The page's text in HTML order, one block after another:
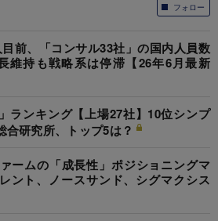
フォロー
前、「コンサル33社」の国内人員数
維持も戦略系は停滞【26年6月最新
ランキング【上場27社】10位シンプ
合研究所、トップ5は？
ームの「成長性」ポジショニングマ
ント、ノースサンド、シグマクシス